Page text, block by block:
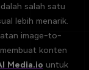
salah satu
lebih menarik.
image-to-
konten
Media.io untuk